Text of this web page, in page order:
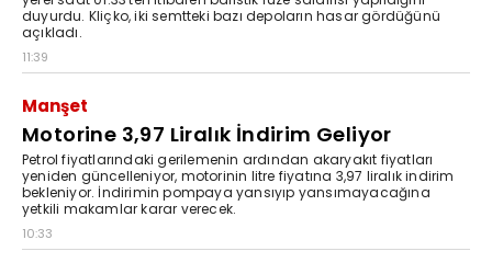
duyurdu. Kliçko, iki semtteki bazı depoların hasar gördüğünü
açıkladı.
11:39
Manşet
Motorine 3,97 Liralık İndirim Geliyor
Petrol fiyatlarındaki gerilemenin ardından akaryakıt fiyatları
yeniden güncelleniyor, motorinin litre fiyatına 3,97 liralık indirim
bekleniyor. İndirimin pompaya yansıyıp yansımayacağına
yetkili makamlar karar verecek.
10:33